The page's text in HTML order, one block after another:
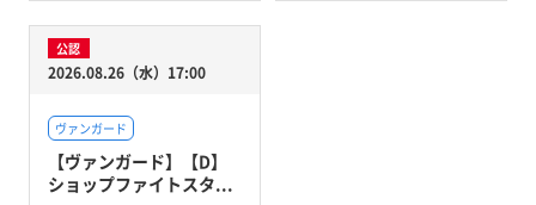
公認
2026.08.26（水）17:00
ヴァンガード
【ヴァンガード】【D】
ショップファイトスタ...